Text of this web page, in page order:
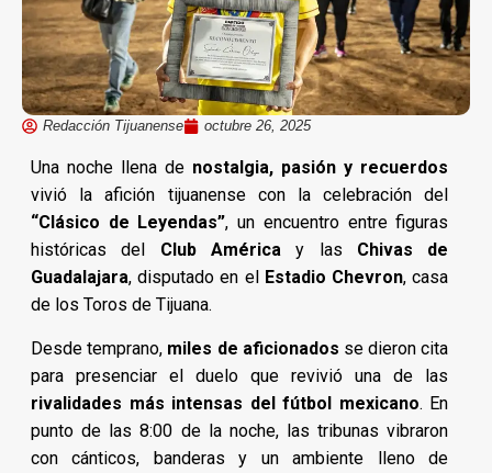
Redacción Tijuanense octubre 26, 2025
Una noche llena de nostalgia, pasión y recuerdos
vivió la afición tijuanense con la celebración del
“Clásico de Leyendas”, un encuentro entre figuras
históricas del Club América y las Chivas de
Guadalajara, disputado en el Estadio Chevron, casa
de los Toros de Tijuana.
Desde temprano, miles de aficionados se dieron cita
para presenciar el duelo que revivió una de las
rivalidades más intensas del fútbol mexicano. En
punto de las 8:00 de la noche, las tribunas vibraron
con cánticos, banderas y un ambiente lleno de